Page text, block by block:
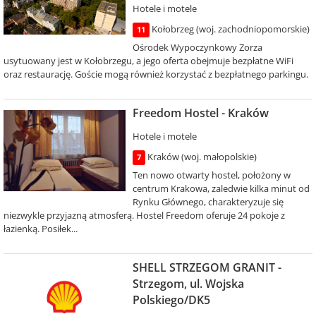
Hotele i motele
11
Kołobrzeg (woj. zachodniopomorskie)
Ośrodek Wypoczynkowy Zorza
usytuowany jest w Kołobrzegu, a jego oferta obejmuje bezpłatne WiFi
oraz restaurację. Goście mogą również korzystać z bezpłatnego parkingu.
Freedom Hostel - Kraków
Hotele i motele
7
Kraków (woj. małopolskie)
Ten nowo otwarty hostel, położony w
centrum Krakowa, zaledwie kilka minut od
Rynku Głównego, charakteryzuje się
niezwykle przyjazną atmosferą. Hostel Freedom oferuje 24 pokoje z
łazienką. Posiłek...
SHELL STRZEGOM GRANIT -
Strzegom, ul. Wojska
Polskiego/DK5